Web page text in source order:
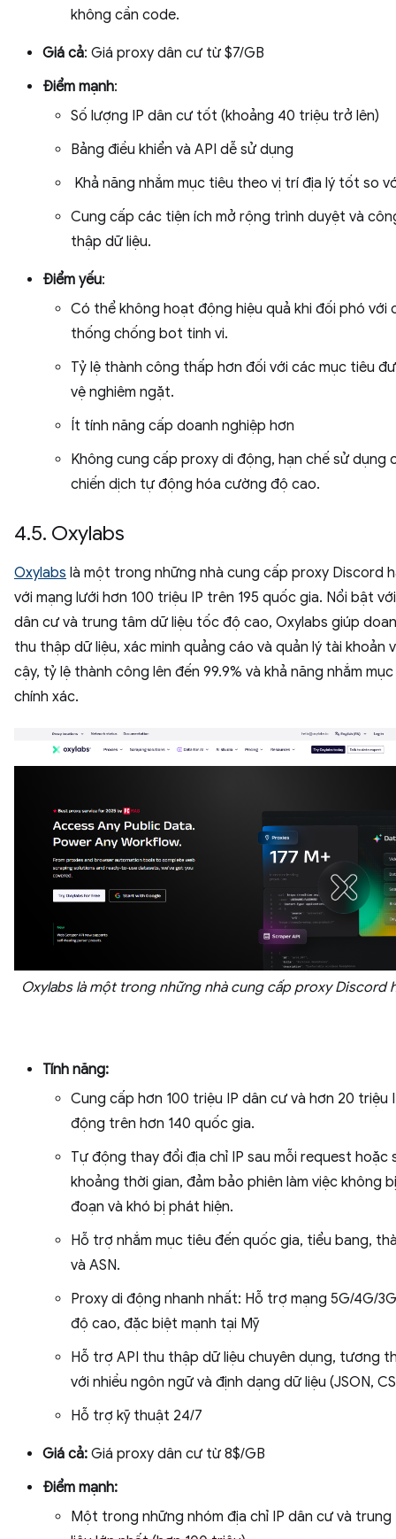
không cần code.
Giá cả: Giá proxy dân cư từ $7/GB
Điểm mạnh:
Số lượng IP dân cư tốt (khoảng 40 triệu trở lên)
Bảng điều khiển và API dễ sử dụng
Khả năng nhắm mục tiêu theo vị trí địa lý tốt so
Cung cấp các tiện ích mở rộng trình duyệt và
thập dữ liệu.
Điểm yếu:
Có thể không hoạt động hiệu quả khi đối phó với
thống chống bot tinh vi.
Tỷ lệ thành công thấp hơn đối với các mục tiêu
vệ nghiêm ngặt.
Ít tính năng cấp doanh nghiệp hơn
Không cung cấp proxy di động, hạn chế sử dụng
chiến dịch tự động hóa cường độ cao.
4.5. Oxylabs
Oxylabs là một trong những nhà cung cấp proxy Discord
với mạng lưới hơn 100 triệu IP trên 195 quốc gia. Nổi bật
dân cư và trung tâm dữ liệu tốc độ cao, Oxylabs giúp
thu thập dữ liệu, xác minh quảng cáo và quản lý tài khoản
cậy, tỷ lệ thành công lên đến 99.9% và khả năng nhắm
chính xác.
Oxylabs là một trong những nhà cung cấp proxy Discord
Tính năng:
Cung cấp hơn 100 triệu IP dân cư và hơn 20 triệu
động trên hơn 140 quốc gia.
Tự động thay đổi địa chỉ IP sau mỗi request hoặc
khoảng thời gian, đảm bảo phiên làm việc không
đoạn và khó bị phát hiện.
Hỗ trợ nhắm mục tiêu đến quốc gia, tiểu bang,
và ASN.
Proxy di động nhanh nhất: Hỗ trợ mạng 5G/4G/
độ cao, đặc biệt mạnh tại Mỹ
Hỗ trợ API thu thập dữ liệu chuyên dụng, tương
với nhiều ngôn ngữ và định dạng dữ liệu (JSON,
Hỗ trợ kỹ thuật 24/7
Giá cả: Giá proxy dân cư từ 8$/GB
Điểm mạnh:
Một trong những nhóm địa chỉ IP dân cư và